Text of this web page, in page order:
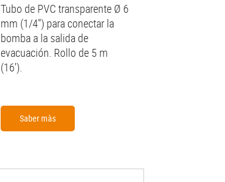
Tubo de PVC transparente Ø 6
mm (1/4'') para conectar la
bomba a la salida de
evacuación. Rollo de 5 m
(16').
Saber màs